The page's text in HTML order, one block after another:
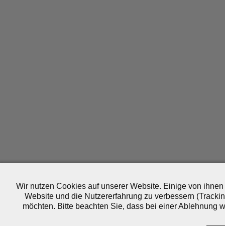
Wir nutzen Cookies auf unserer Website. Einige von
Website und die Nutzererfahrung zu verbessern
möchten. Bitte beachten Sie, dass bei einer Ablehnung